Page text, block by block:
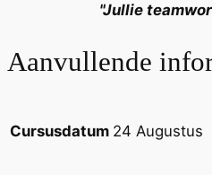
"Jullie
Aanvullende
Cursusdatum 24 Augustus